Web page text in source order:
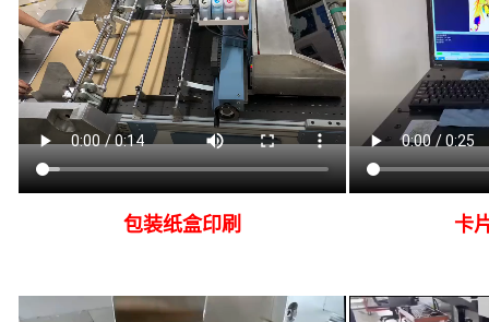
包装纸盒印刷 卡